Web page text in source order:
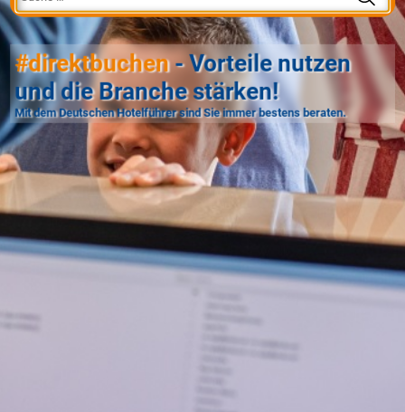
#direktbuchen- Vorteile nutzen
und die Branche stärken!
Mit dem Deutschen Hotelführer sind Sie immer bestens beraten.